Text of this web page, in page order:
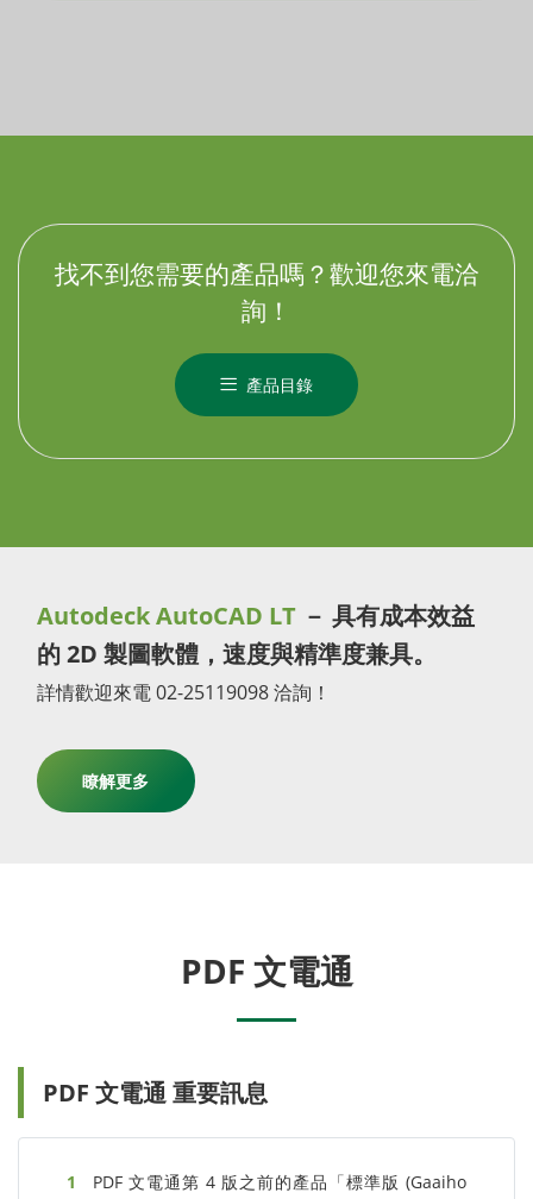
找不到您需要的產品嗎？歡迎您來電洽
詢！
產品目錄
Autodeck AutoCAD LT － 具有成本效益
的 2D 製圖軟體，速度與精準度兼具。
詳情歡迎來電 02-25119098 洽詢！
瞭解更多
PDF 文電通
PDF 文電通 重要訊息
PDF 文電通第 4 版之前的產品「標準版 (Gaaiho